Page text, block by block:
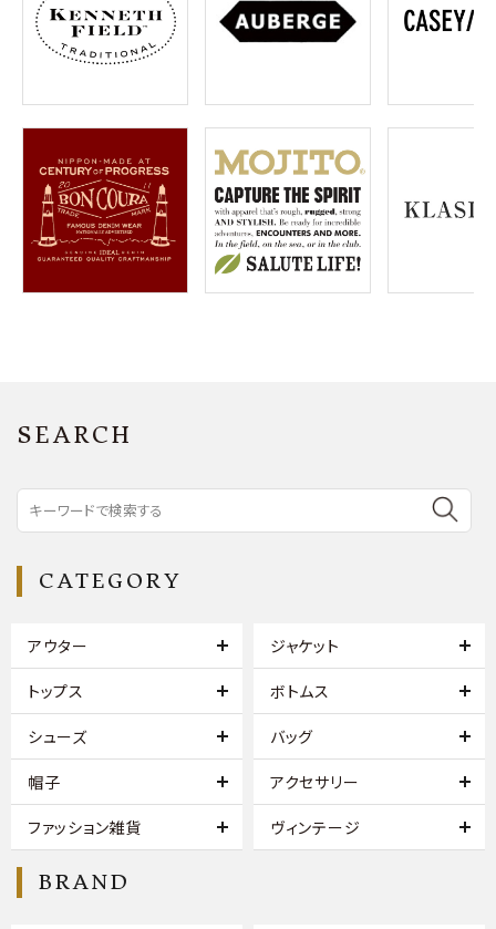
SEARCH
CATEGORY
アウター ジャケット
トップス ボトムス
シューズ バッグ
帽子 アクセサリー
ファッション雑貨 ヴィンテージ
BRAND